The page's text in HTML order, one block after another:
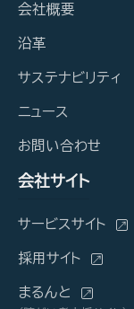
会社概要
沿革
サステナビリティ
ニュース
お問い合わせ
会社サイト
サービスサイト
採用サイト
まるんと